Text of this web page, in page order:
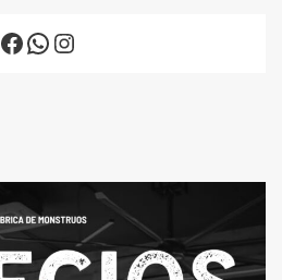
Facebook
WhatsApp
Instagram